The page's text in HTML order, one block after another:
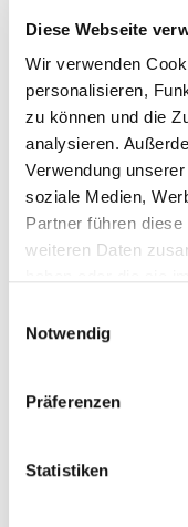
Diese Webseite
Wir verwenden
personalisieren,
zu können und die
analysieren.
Verwendung
soziale Medien,
Partner führen
weiteren Daten
Notwendig
Präferenzen
Statistiken
dichter
Keine
Kein Holz–
10 Jahre
Zum CPC-